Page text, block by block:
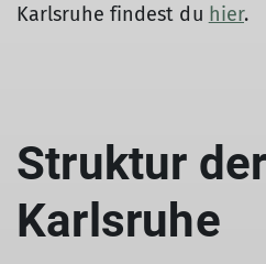
Karlsruhe findest du hier.
Struktur
Karlsruhe